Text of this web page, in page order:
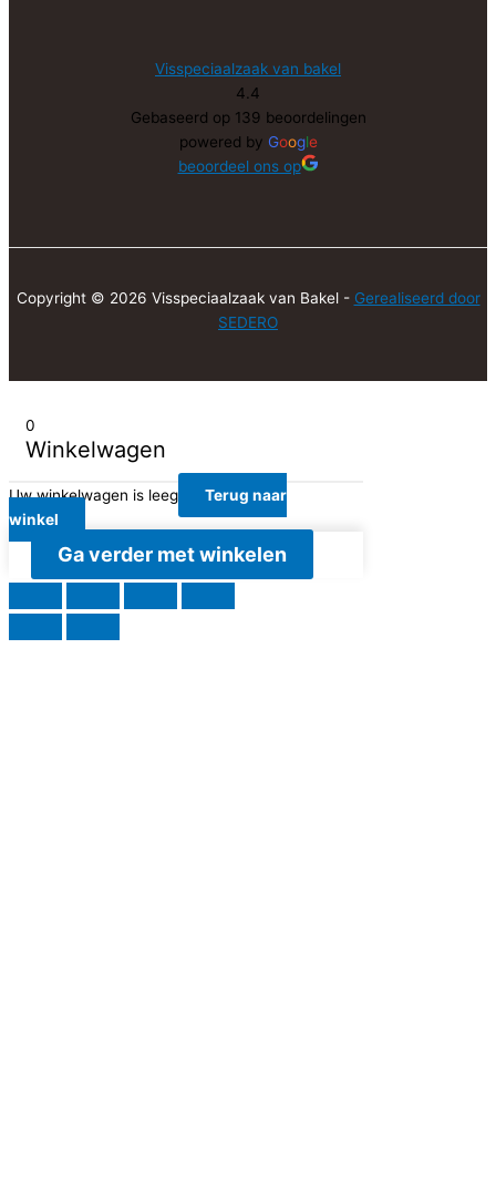
Visspeciaalzaak van bakel
4.4
Gebaseerd op 139 beoordelingen
powered by Google
beoordeel ons op
Copyright © 2026 Visspeciaalzaak van Bakel - Gerealiseerd door
SEDERO
0
Winkelwagen
Uw winkelwagen is leeg
Terug naar
winkel
Ga verder met winkelen